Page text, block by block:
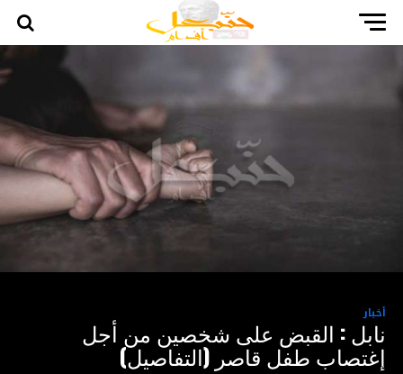
أخبار
نابل : القبض على شخصين من أجل
إغتصاب طفل قاصر (التفاصيل)